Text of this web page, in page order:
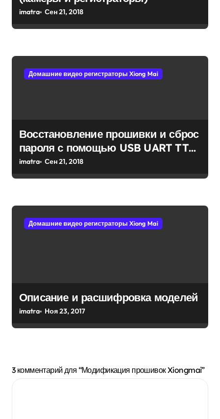
imatra Сен 21, 2018
Домашние видео регистраторы Xiong Mai
Восстановление прошивки и сброс
пароля с помощью USB UART TTL
(XMeye регистраторы и камеры)
imatra Сен 21, 2018
Домашние видео регистраторы Xiong Mai
Описание и расшифровка моделей
imatra Ноя 23, 2017
3 комментарий для “Модификация прошивок Xiongmai”